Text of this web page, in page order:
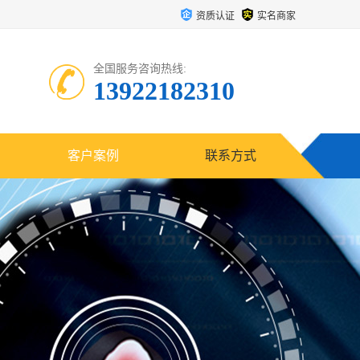
资质认证 实名商家
全国服务咨询热线:
13922182310
客户案例 联系方式